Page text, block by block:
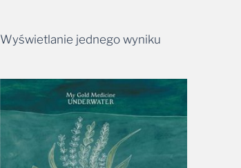
Wyświetlanie jednego wyniku